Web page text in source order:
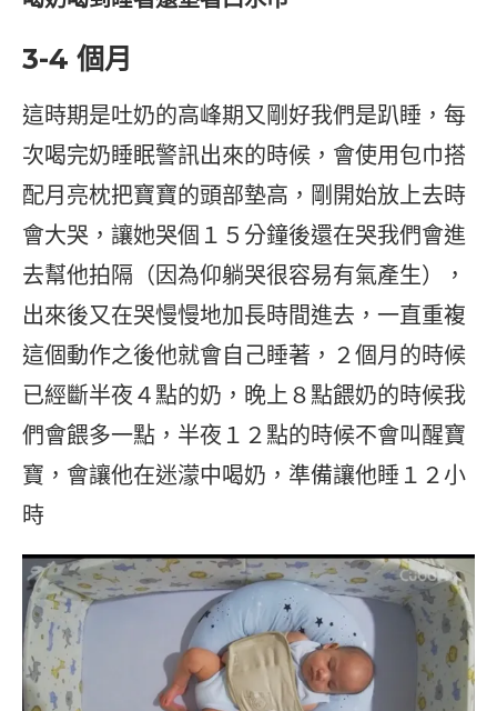
3-4 個月
這時期是吐奶的高峰期又剛好我們是趴睡，每
次喝完奶睡眠警訊出來的時候，會使用包巾搭
配月亮枕把寶寶的頭部墊高，剛開始放上去時
會大哭，讓她哭個１５分鐘後還在哭我們會進
去幫他拍隔（因為仰躺哭很容易有氣產生），
出來後又在哭慢慢地加長時間進去，一直重複
這個動作之後他就會自己睡著，２個月的時候
已經斷半夜４點的奶，晚上８點餵奶的時候我
們會餵多一點，半夜１２點的時候不會叫醒寶
寶，會讓他在迷濛中喝奶，準備讓他睡１２小
時